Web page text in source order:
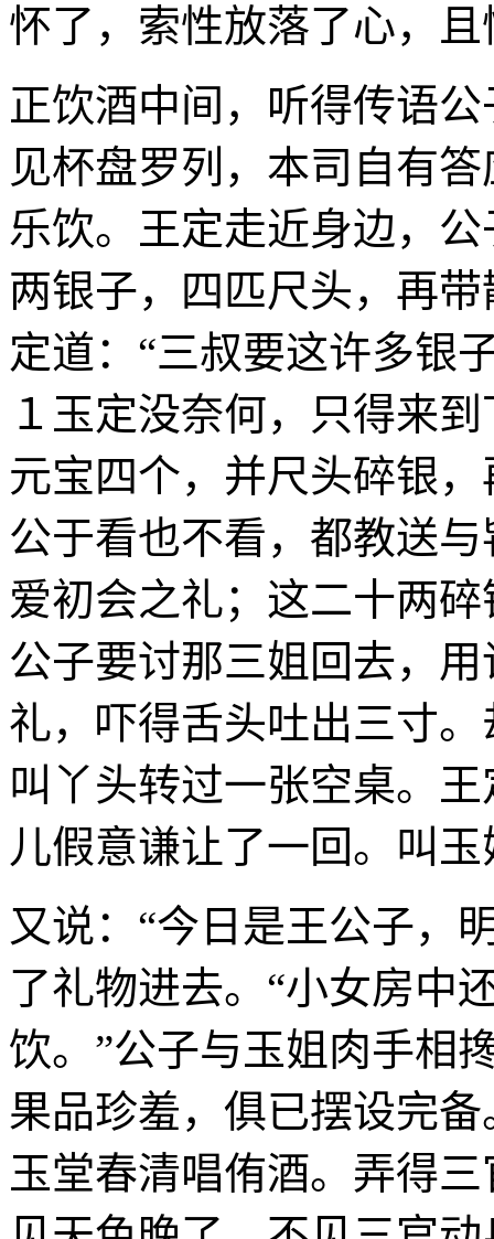
怀了，索性放落了心，
正饮酒中间，听得传语
见杯盘罗列，本司自有
乐饮。王定走近身边，
两银子，四匹尺头，再
定道：“三叔要这许多银
１玉定没奈何，只得来
元宝四个，并尺头碎银
公于看也不看，都教送
爱初会之礼；这二十两
公子要讨那三姐回去，
礼，吓得舌头吐出三寸
叫丫头转过一张空桌。
儿假意谦让了一回。叫
又说：“今日是王公子，
了礼物进去。“小女房中
饮。”公子与玉姐肉手相
果品珍羞，俱已摆设完
玉堂春清唱侑酒。弄得